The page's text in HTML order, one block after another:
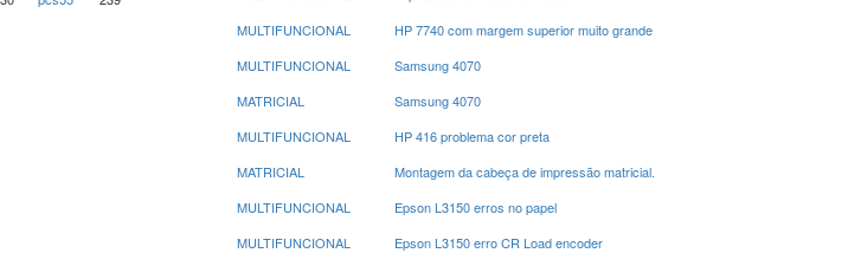
MULTIFUNCIONAL
HP 7740 com margem superior muito grande
MULTIFUNCIONAL
Samsung 4070
MATRICIAL
Samsung 4070
MULTIFUNCIONAL
HP 416 problema cor preta
MATRICIAL
Montagem da cabeça de impressão matricial.
MULTIFUNCIONAL
Epson L3150 erros no papel
MULTIFUNCIONAL
Epson L3150 erro CR Load encoder